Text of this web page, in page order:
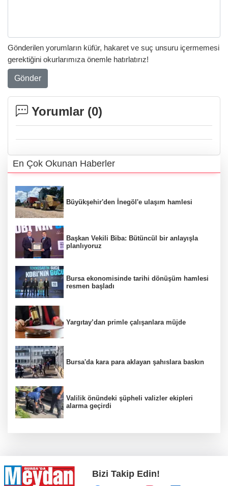
Gönderilen yorumların küfür, hakaret ve suç unsuru içermemesi
gerektiğini okurlarımıza önemle hatırlatırız!
Gönder
Yorumlar (0)
En Çok Okunan Haberler
Büyükşehir'den İnegöl'e ulaşım hamlesi
Başkan Vekili Biba: Bütüncül bir anlayışla
planlıyoruz
Bursa ekonomisinde tarihi dönüşüm hamlesi
resmen başladı
Yargıtay’dan primle çalışanlara müjde
Bursa'da kara para aklayan şahıslara baskın
Valilik önündeki şüpheli valizler ekipleri
alarma geçirdi
Bizi Takip Edin!